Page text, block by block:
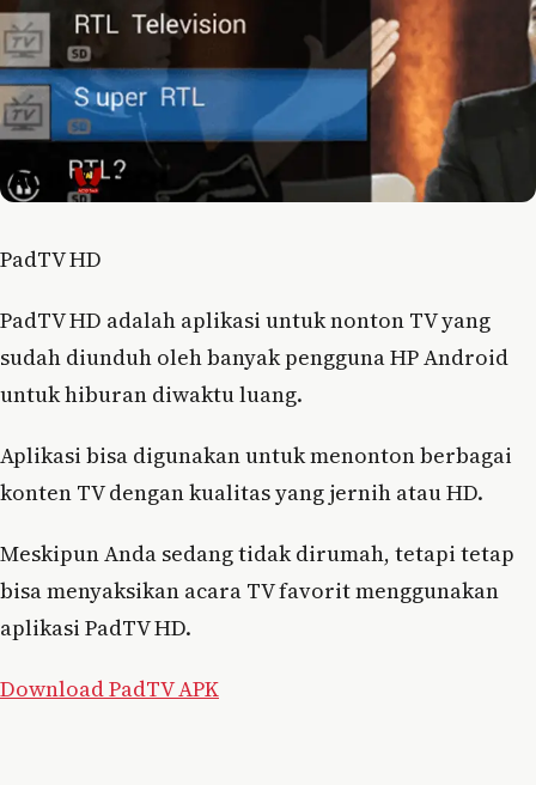
PadTV HD
PadTV HD adalah aplikasi untuk nonton TV yang
sudah diunduh oleh banyak pengguna HP Android
untuk hiburan diwaktu luang.
Aplikasi bisa digunakan untuk menonton berbagai
konten TV dengan kualitas yang jernih atau HD.
Meskipun Anda sedang tidak dirumah, tetapi tetap
bisa menyaksikan acara TV favorit menggunakan
aplikasi PadTV HD.
Download PadTV APK